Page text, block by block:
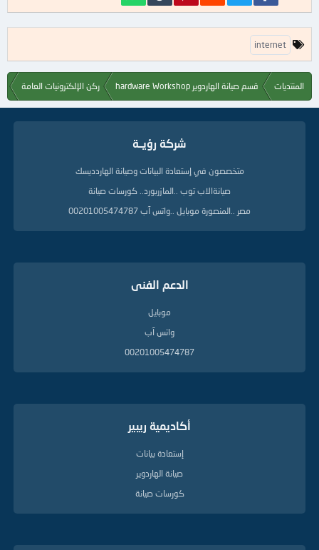
ا
ل
م
internet
المنتديات قسم صيانة الهاردوير hardware Workshop ركن الإلكترونيات العامة
شركة رؤيــة
متخصصون في إستعادة البيانات وصيانة الهاردديسك
صيانةالاب توب ..المازربورد.. كورسات صيانة
مصر ..المنصورة موبايل ..واتس آب 00201005474787
الدعم الفنى
موبايل
واتس آب
00201005474787
أكاديمية ريبير
إستعادة بيانات
صيانة الهاردوير
كورسات صيانة